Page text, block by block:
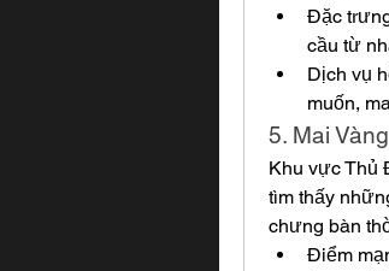
Đặc
cầu từ
Dịch vụ
muốn,
5. Mai
Khu vực Thủ
tìm thấy
chưng bàn
Điểm